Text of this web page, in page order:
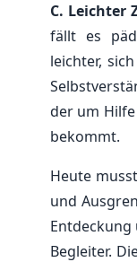
C. Leichter
fällt es
leichter,
der um
bekommt.
Heute
und
Begleiter.